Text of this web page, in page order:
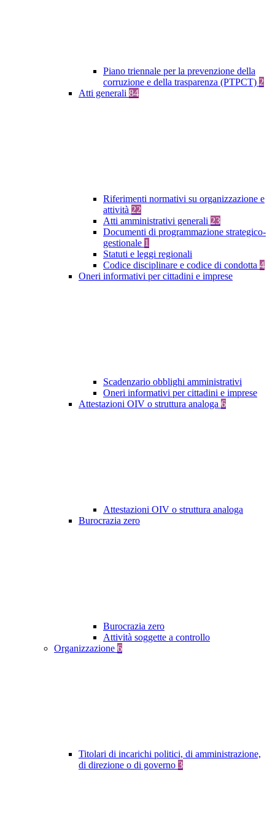
Piano triennale per la prevenzione della
corruzione e della trasparenza (PTPCT) 2
Atti generali 84
Riferimenti normativi su organizzazione e
attività 22
Atti amministrativi generali 23
Documenti di programmazione strategico-
gestionale 1
Statuti e leggi regionali
Codice disciplinare e codice di condotta 4
Oneri informativi per cittadini e imprese
Scadenzario obblighi amministrativi
Oneri informativi per cittadini e imprese
Attestazioni OIV o struttura analoga 6
Attestazioni OIV o struttura analoga
Burocrazia zero
Burocrazia zero
Attività soggette a controllo
Organizzazione 6
Titolari di incarichi politici, di amministrazione,
di direzione o di governo 3